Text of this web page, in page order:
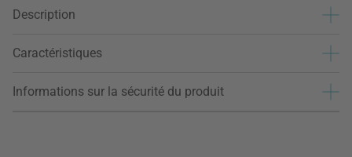
Description
Caractéristiques
Informations sur la sécurité du produit